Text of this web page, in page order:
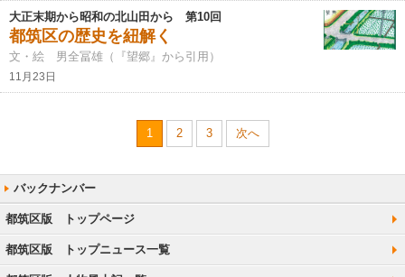
大正末期から昭和の北山田から 第10回
都筑区の歴史を紐解く
文・絵 男全冨雄（『望郷』から引用）
11月23日
1 2 3 次へ
都筑区版 トップページ
都筑区版 トップニュース一覧